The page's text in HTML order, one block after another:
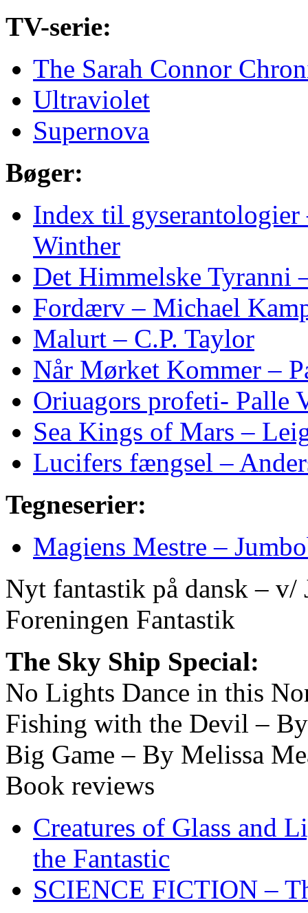
TV-serie:
The Sarah Connor
Ultraviolet
Supernova
Bøger:
Index til
Winther
Det Himmelske Tyranni
Fordærv – Michael
Malurt – C.P. Taylor
Når Mørket Kommer –
Oriuagors profeti- Palle
Sea Kings of Mars –
Lucifers fængsel –
Tegneserier:
Magiens Mestre –
Nyt fantastik på dansk – v/
Foreningen Fantastik
The Sky Ship Special:
No Lights Dance in this
Fishing with the Devil –
Big Game – By Melissa
Book reviews
Creatures of Glass and
the Fantastic
SCIENCE FICTION –